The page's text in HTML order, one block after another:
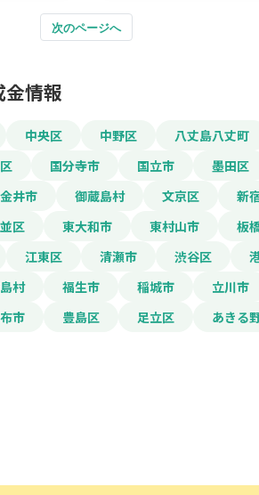
次のページへ
情報
中央区 中野区 八丈島八丈町
国分寺市 国立市 墨田区
井市 御蔵島村 文京区 新
区 東大和市 東村山市 板
江東区 清瀬市 渋谷区
村 福生市 稲城市 立川市
市 豊島区 足立区 あきる